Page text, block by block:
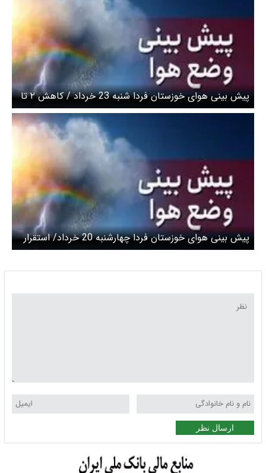
پیش بینی هوای خوزستان فردا شنبه 23 خرداد / کاهش ۲ تا
۴ درجه‌ای دما در استان
پیش بینی هوای خوزستان فردا چهارشنبه 20 خرداد/ استقرار
جوی پایدار را تا هفته آینده
ارسال نظر